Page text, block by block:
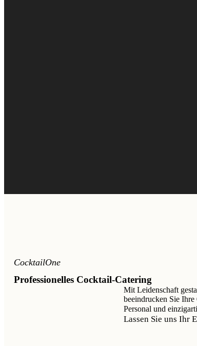
CocktailOne
Professionelles Cocktail-Catering
Mit Leidenschaft
beeindrucken Sie Ihre
Personal und
Lassen Sie uns Ihr